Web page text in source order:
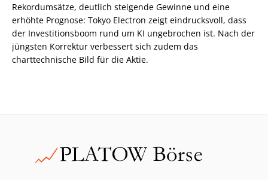
Rekordumsätze, deutlich steigende Gewinne und eine
erhöhte Prognose: Tokyo Electron zeigt eindrucksvoll, dass
der Investitionsboom rund um KI ungebrochen ist. Nach der
jüngsten Korrektur verbessert sich zudem das
charttechnische Bild für die Aktie.